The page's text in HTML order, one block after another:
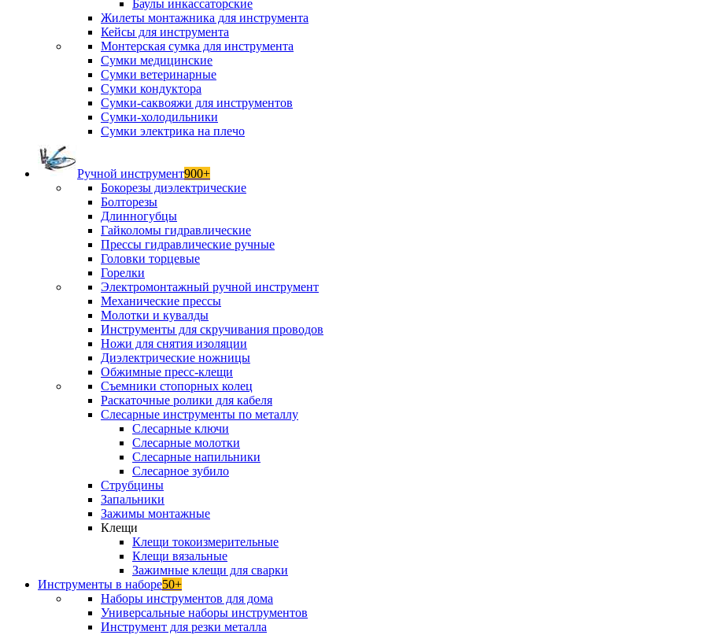
Баулы инкассаторские
Жилеты монтажника для инструмента
Кейсы для инструмента
Монтерская сумка для инструмента
Сумки медицинские
Сумки ветеринарные
Сумки кондуктора
Сумки-саквояжи для инструментов
Сумки-холодильники
Сумки электрика на плечо
Ручной инструмент900+
Бокорезы диэлектрические
Болторезы
Длинногубцы
Гайколомы гидравлические
Прессы гидравлические ручные
Головки торцевые
Горелки
Электромонтажный ручной инструмент
Механические прессы
Молотки и кувалды
Инструменты для скручивания проводов
Ножи для снятия изоляции
Диэлектрические ножницы
Обжимные пресс-клещи
Съемники стопорных колец
Раскаточные ролики для кабеля
Слесарные инструменты по металлу
Слесарные ключи
Слесарные молотки
Слесарные напильники
Слесарное зубило
Струбцины
Запальники
Зажимы монтажные
Клещи
Клещи токоизмерительные
Клещи вязальные
Зажимные клещи для сварки
Инструменты в наборе50+
Наборы инструментов для дома
Универсальные наборы инструментов
Инструмент для резки металла